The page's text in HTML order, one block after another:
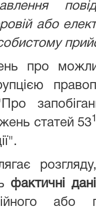
або
про
статей 53
фактичні
або